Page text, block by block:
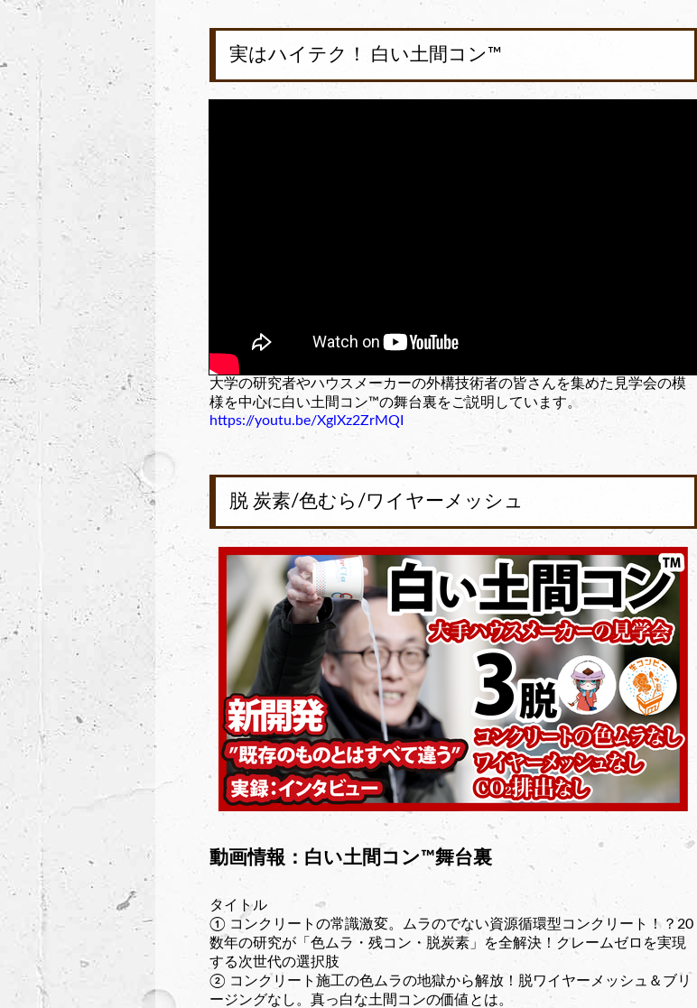
実はハイテク！ 白い土間コン™︎
大学の研究者やハウスメーカーの外構技術者の皆さんを集めた見学会の模
様を中心に白い土間コン™︎の舞台裏をご説明しています。
https://youtu.be/XglXz2ZrMQI
脱 炭素/色むら/ワイヤーメッシュ
動画情報：白い土間コン™︎舞台裏
タイトル
① コンクリートの常識激変。ムラのでない資源循環型コンクリート！？20
数年の研究が「色ムラ・残コン・脱炭素」を全解決！クレームゼロを実現
する次世代の選択肢
② コンクリート施工の色ムラの地獄から解放！脱ワイヤーメッシュ＆ブリ
ージングなし。真っ白な土間コンの価値とは。